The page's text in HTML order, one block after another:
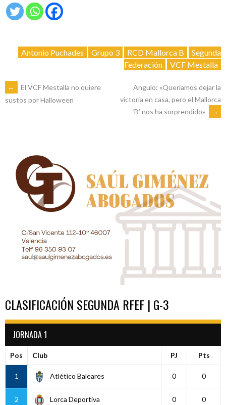
Antonio Puchades Grupo 3 RCD Mallorca B
Segunda
Federación
VCF Mestalla
NAVEGACIÓN
ENTRADAS
←
El VCF Mestalla no quiere
sustos por Halloween
Angulo: «Queríamos dejar la
victoria en casa, pero el Mallorca
‘B’ nos ha sorprendido»
→
CLASIFICACIÓN SEGUNDA RFEF | G-3
JORNADA 1
Pos Club PJ Pts
1 Atlético Baleares 0 0
2 Lorca Deportiva 0 0